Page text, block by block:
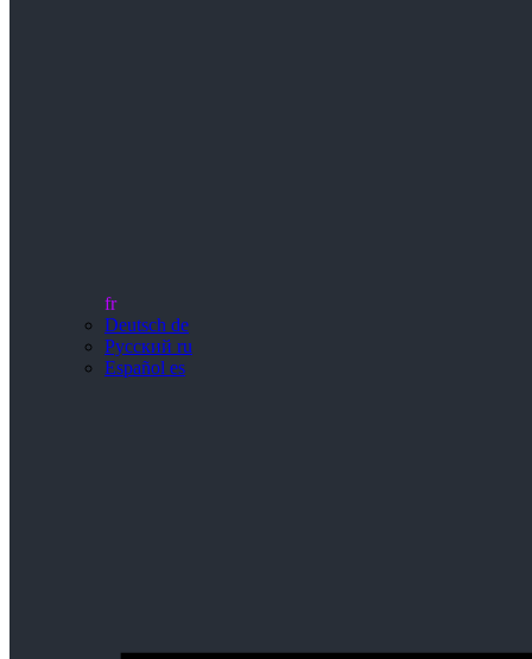
fr
Deutsch de
Русский ru
Español es